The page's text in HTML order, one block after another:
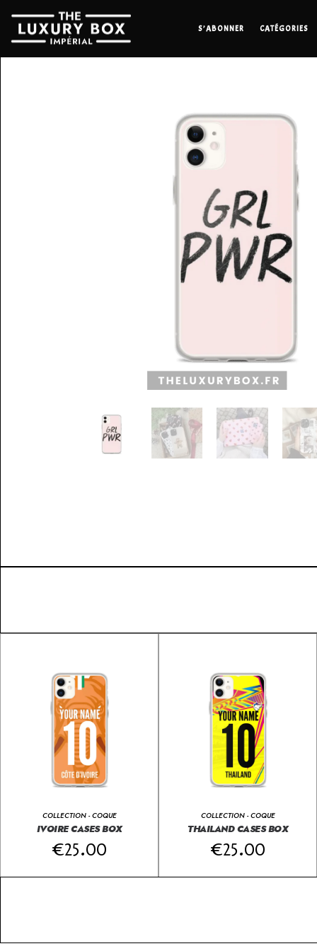
S’ABONNER CATÉGORIES
COLLECTION - COQUE
IVOIRE CASES BOX
€25.00
COLLECTION - COQUE
THAILAND CASES BOX
€25.00